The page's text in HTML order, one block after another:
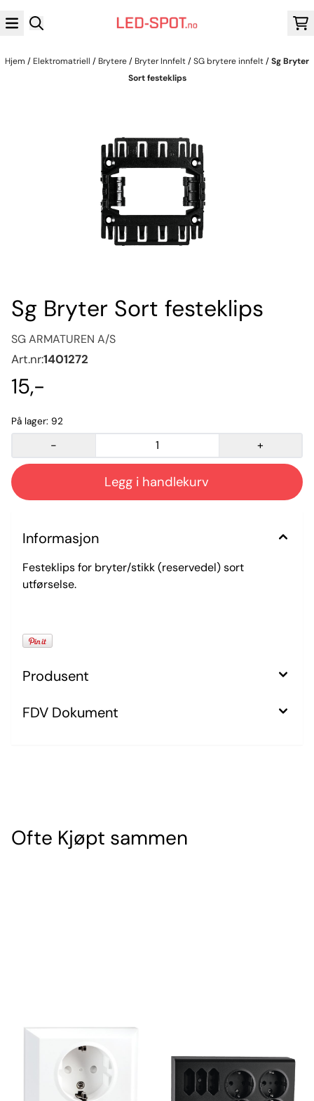
Hopp til innhold
Hjem / Elektromatriell / Brytere/ Bryter Innfelt/SG brytere innfelt/Sg Bryter
Sort festeklips
Sg Bryter Sort festeklips
SG ARMATUREN A/S
Art.nr:1401272
15,-
På lager: 92
- +
Informasjon
Festeklips for bryter/stikk (reservedel) sort
utførselse.
Produsent
FDV Dokument
Ofte Kjøpt sammen